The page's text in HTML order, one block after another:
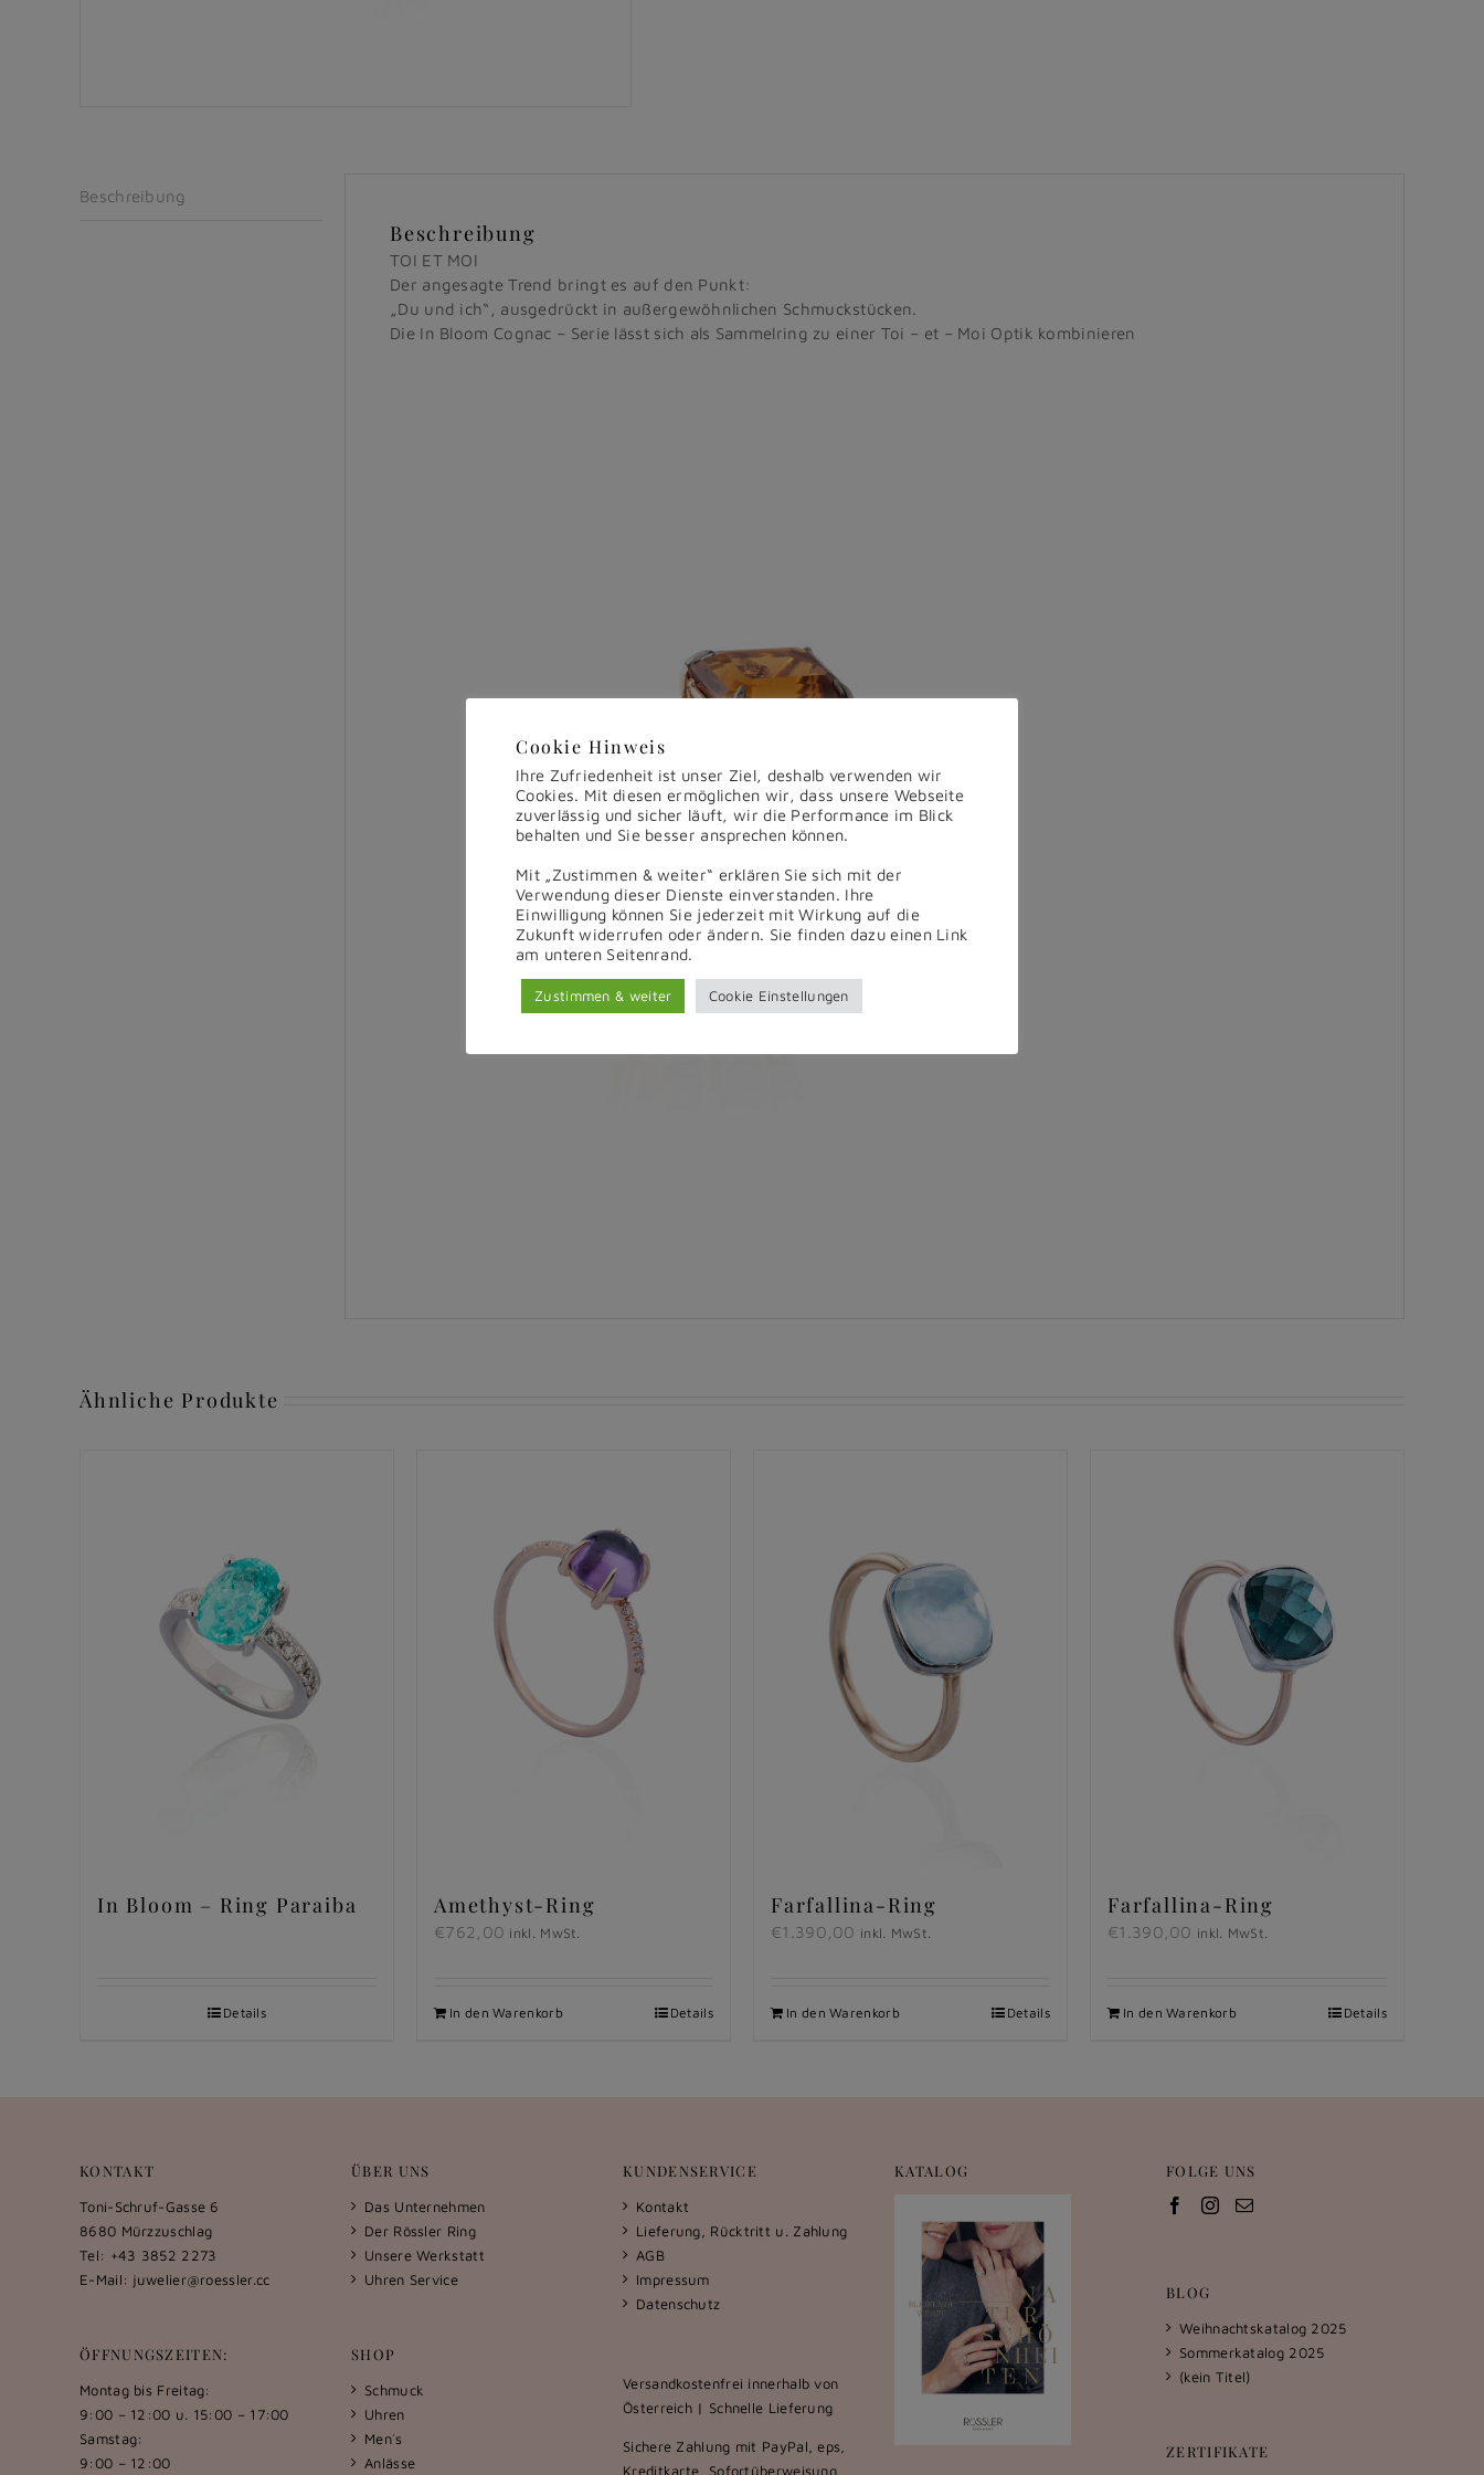
Beschreibung
Beschreibung
TOI ET MOI
Der angesagte Trend bringt es auf den Punkt:
„Du und ich“, ausgedrückt in außergewöhnlichen Schmuckstücken.
Die In Bloom Cognac – Serie lässt sich als Sammelring zu einer Toi – et – Moi Optik kombinieren
Ähnliche Produkte
In Bloom – Ring Paraiba
Details
Amethyst-Ring
€762,00 inkl. MwSt.
In den Warenkorb Details
Farfallina-Ring
€1.390,00 inkl. MwSt.
In den Warenkorb Details
Farfallina-Ring
€1.390,00 inkl. MwSt.
In den Warenkorb Details
KONTAKT
Toni-Schruf-Gasse 6
8680 Mürzzuschlag
Tel: +43 3852 2273
E-Mail: juwelier@roessler.cc
ÖFFNUNGSZEITEN:
Montag bis Freitag:
9:00 – 12:00 u. 15:00 – 17:00
Samstag:
9:00 – 12:00
ÜBER UNS
Das Unternehmen
Der Rössler Ring
Unsere Werkstatt
Uhren Service
SHOP
Schmuck
Uhren
Men´s
Anlässe
KUNDENSERVICE
Kontakt
Lieferung, Rücktritt u. Zahlung
AGB
Impressum
Datenschutz
Versandkostenfrei innerhalb von
Österreich | Schnelle Lieferung
Sichere Zahlung mit PayPal, eps,
Kreditkarte, Sofortüberweisung
KATALOG FOLGE UNS
BLOG
Weihnachtskatalog 2025
Sommerkatalog 2025
(kein Titel)
ZERTIFIKATE
Cookie Hinweis
Ihre Zufriedenheit ist unser Ziel, deshalb verwenden wir
Cookies. Mit diesen ermöglichen wir, dass unsere Webseite
zuverlässig und sicher läuft, wir die Performance im Blick
behalten und Sie besser ansprechen können.
Mit „Zustimmen & weiter“ erklären Sie sich mit der
Verwendung dieser Dienste einverstanden. Ihre
Einwilligung können Sie jederzeit mit Wirkung auf die
Zukunft widerrufen oder ändern. Sie finden dazu einen Link
am unteren Seitenrand.
Zustimmen & weiter Cookie Einstellungen